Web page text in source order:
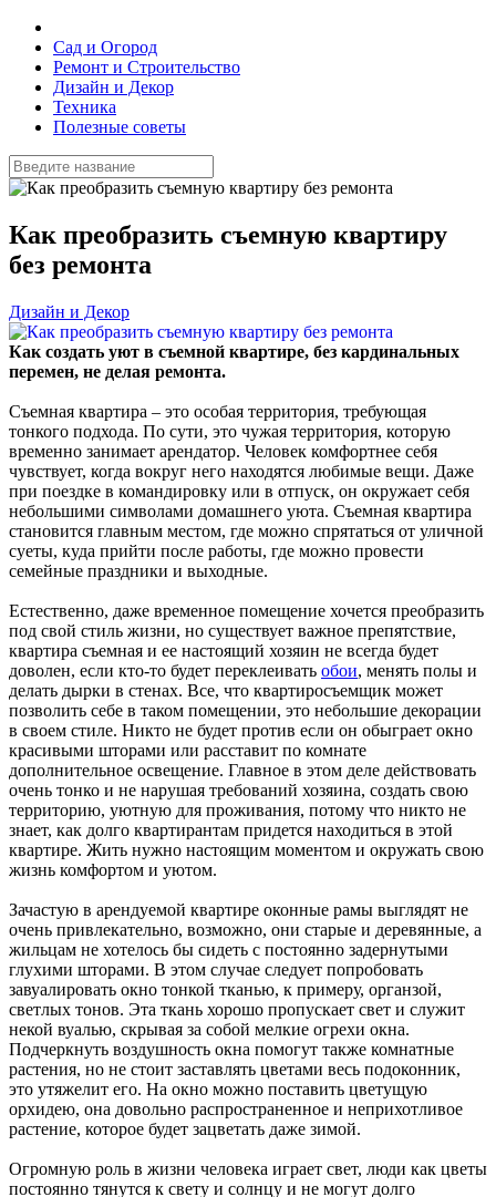
Сад и Огород
Ремонт и Строительство
Дизайн и Декор
Техника
Полезные советы
Как преобразить съемную квартиру
без ремонта
Дизайн и Декор
Как создать уют в съемной квартире, без кардинальных
перемен, не делая ремонта.
Съемная квартира – это особая территория, требующая
тонкого подхода. По сути, это чужая территория, которую
временно занимает арендатор. Человек комфортнее себя
чувствует, когда вокруг него находятся любимые вещи. Даже
при поездке в командировку или в отпуск, он окружает себя
небольшими символами домашнего уюта. Съемная квартира
становится главным местом, где можно спрятаться от уличной
суеты, куда прийти после работы, где можно провести
семейные праздники и выходные.
Естественно, даже временное помещение хочется преобразить
под свой стиль жизни, но существует важное препятствие,
квартира съемная и ее настоящий хозяин не всегда будет
доволен, если кто-то будет переклеивать обои, менять полы и
делать дырки в стенах. Все, что квартиросъемщик может
позволить себе в таком помещении, это небольшие декорации
в своем стиле. Никто не будет против если он обыграет окно
красивыми шторами или расставит по комнате
дополнительное освещение. Главное в этом деле действовать
очень тонко и не нарушая требований хозяина, создать свою
территорию, уютную для проживания, потому что никто не
знает, как долго квартирантам придется находиться в этой
квартире. Жить нужно настоящим моментом и окружать свою
жизнь комфортом и уютом.
Зачастую в арендуемой квартире оконные рамы выглядят не
очень привлекательно, возможно, они старые и деревянные, а
жильцам не хотелось бы сидеть с постоянно задернутыми
глухими шторами. В этом случае следует попробовать
завуалировать окно тонкой тканью, к примеру, органзой,
светлых тонов. Эта ткань хорошо пропускает свет и служит
некой вуалью, скрывая за собой мелкие огрехи окна.
Подчеркнуть воздушность окна помогут также комнатные
растения, но не стоит заставлять цветами весь подоконник,
это утяжелит его. На окно можно поставить цветущую
орхидею, она довольно распространенное и неприхотливое
растение, которое будет зацветать даже зимой.
Огромную роль в жизни человека играет свет, люди как цветы
постоянно тянутся к свету и солнцу и не могут долго